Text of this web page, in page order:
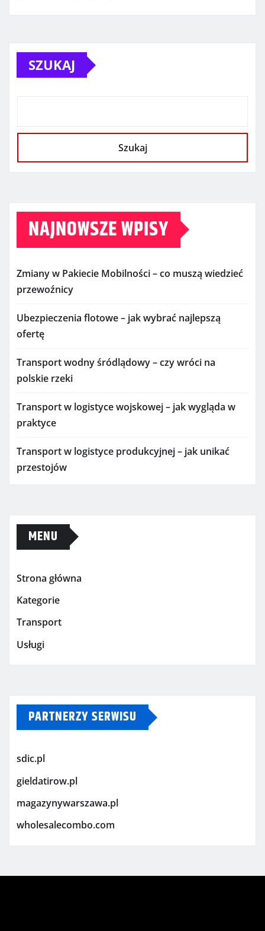
SZUKAJ
Szukaj
NAJNOWSZE WPISY
Zmiany w Pakiecie Mobilności – co muszą wiedzieć
przewoźnicy
Ubezpieczenia flotowe – jak wybrać najlepszą
ofertę
Transport wodny śródlądowy – czy wróci na
polskie rzeki
Transport w logistyce wojskowej – jak wygląda w
praktyce
Transport w logistyce produkcyjnej – jak unikać
przestojów
MENU
Strona główna
Kategorie
Transport
Usługi
PARTNERZY SERWISU
sdic.pl
gieldatirow.pl
magazynywarszawa.pl
wholesalecombo.com